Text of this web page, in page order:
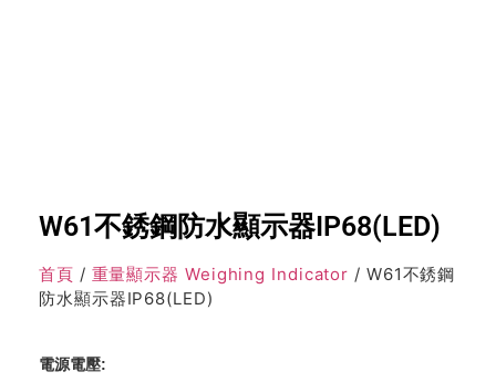
W61不銹鋼防水顯示器IP68(LED)
首頁 / 重量顯示器 Weighing Indicator / W61不銹鋼
防水顯示器IP68(LED)